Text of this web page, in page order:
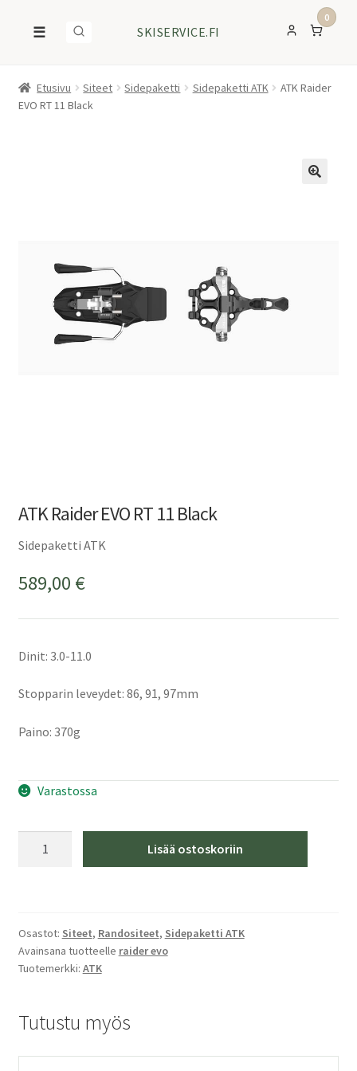
☰ SKISERVICE.FI
0
Etusivu Siteet Sidepaketti Sidepaketti ATK
ATK Raider
EVO RT 11 Black
ATK Raider EVO RT 11 Black
Sidepaketti ATK
589,00 €
Dinit: 3.0-11.0
Stopparin leveydet: 86, 91, 97mm
Paino: 370g
Varastossa
Black
määrä
Lisää ostoskoriin
Osastot: Siteet, Randositeet, Sidepaketti ATK
Avainsana tuotteelle raider evo
Tuotemerkki: ATK
Tutustu myös